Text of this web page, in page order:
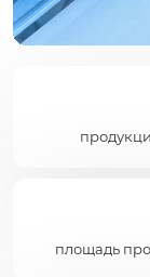
площадь